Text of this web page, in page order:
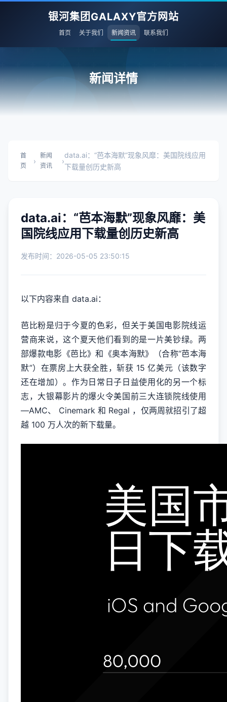
银河集团GALAXY官方网站
首页 关于我们 新闻资讯 联系我们
新闻详情
首
页
›
新闻
资讯
›
data.ai：“芭本海默”现象风靡：美国院线应用
下载量创历史新高
data.ai：“芭本海默”现象风靡：美
国院线应用下载量创历史新高
发布时间：2026-05-05 23:50:15
以下内容来自 data.ai：
芭比粉是归于今夏的色彩，但关于美国电影院线运
营商来说，这个夏天他们看到的是一片美钞绿。两
部爆款电影《芭比》和《奥本海默》（合称“芭本海
默”）在票房上大获全胜，斩获 15 亿美元（该数字
还在增加）。作为日常日子日益使用化的另一个标
志，大银幕影片的爆火令美国前三大连锁院线使用
—AMC、 Cinemark 和 Regal ，仅两周就招引了超
越 100 万人次的新下载量。